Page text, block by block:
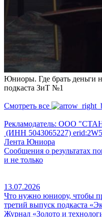
Юниоры. Где брать деньги
подкаста ЗиТ №1
Смотреть все
Рекламодатель: ООО
(ИНН 5043065227)
Лента Юниора
Сообщения о результатах
и не только
13.07.2026
Что нужно юниору, чтобы
третий выпуск подкаста
Журнал «Золото и